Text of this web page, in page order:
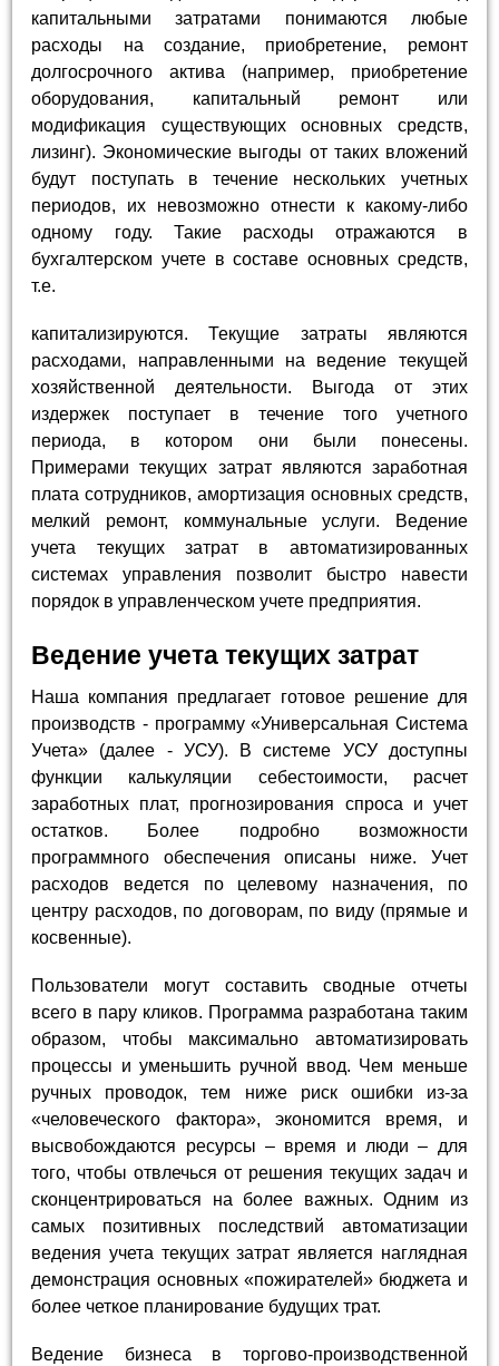
капитальными затратами понимаются любые
расходы на создание, приобретение, ремонт
долгосрочного актива (например, приобретение
оборудования, капитальный ремонт или
модификация существующих основных средств,
лизинг). Экономические выгоды от таких вложений
будут поступать в течение нескольких учетных
периодов, их невозможно отнести к какому-либо
одному году. Такие расходы отражаются в
бухгалтерском учете в составе основных средств,
т.е.
капитализируются. Текущие затраты являются
расходами, направленными на ведение текущей
хозяйственной деятельности. Выгода от этих
издержек поступает в течение того учетного
периода, в котором они были понесены.
Примерами текущих затрат являются заработная
плата сотрудников, амортизация основных средств,
мелкий ремонт, коммунальные услуги. Ведение
учета текущих затрат в автоматизированных
системах управления позволит быстро навести
порядок в управленческом учете предприятия.
Ведение учета текущих затрат
Наша компания предлагает готовое решение для
производств - программу «Универсальная Система
Учета» (далее - УСУ). В системе УСУ доступны
функции калькуляции себестоимости, расчет
заработных плат, прогнозирования спроса и учет
остатков. Более подробно возможности
программного обеспечения описаны ниже. Учет
расходов ведется по целевому назначения, по
центру расходов, по договорам, по виду (прямые и
косвенные).
Пользователи могут составить сводные отчеты
всего в пару кликов. Программа разработана таким
образом, чтобы максимально автоматизировать
процессы и уменьшить ручной ввод. Чем меньше
ручных проводок, тем ниже риск ошибки из-за
«человеческого фактора», экономится время, и
высвобождаются ресурсы – время и люди – для
того, чтобы отвлечься от решения текущих задач и
сконцентрироваться на более важных. Одним из
самых позитивных последствий автоматизации
ведения учета текущих затрат является наглядная
демонстрация основных «пожирателей» бюджета и
более четкое планирование будущих трат.
Ведение бизнеса в торгово-производственной